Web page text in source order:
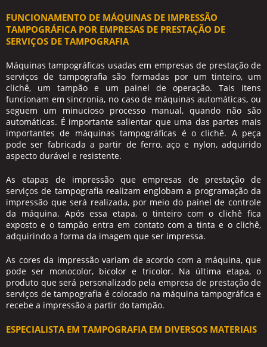
FUNCIONAMENTO DE MÁQUINAS DE IMPRESSÃO
TAMPOGRÁFICA POR EMPRESAS DE PRESTAÇÃO DE
SERVIÇOS DE TAMPOGRAFIA
Máquinas tampográficas usadas em empresas de prestação de
serviços de tampografia são formadas por um tinteiro, um
clichê, um tampão e um painel de operação. Tais itens
funcionam em sincronia, no caso de máquinas automáticas, ou
seguem um minucioso processo manual, quando não são
automáticas. É importante salientar que uma das partes mais
importantes de máquinas tampográficas é o clichê. A peça
pode ser fabricada a partir de ferro, aço e nylon, adquirido
aspecto durável e resistente.
As etapas de impressão que empresas de prestação de
serviços de tampografia realizam englobam a programação da
impressão que será realizada, por meio do painel de controle
da máquina. Após essa etapa, o tinteiro com o clichê fica
exposto e o tampão entra em contato com a tinta e o clichê,
adquirindo a forma da imagem que ser impressa.
As cores da impressão variam de acordo com a máquina, que
pode ser monocolor, bicolor e tricolor. Na última etapa, o
produto que será personalizado pela empresa de prestação de
serviços de tampografia é colocado na máquina tampográfica e
recebe a impressão a partir do tampão.
ESPECIALISTA EM TAMPOGRAFIA EM DIVERSOS MATERIAIS